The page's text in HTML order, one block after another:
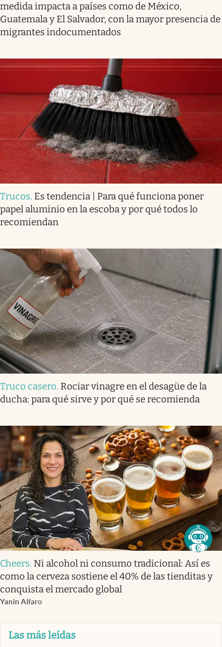
medida impacta a países como de México,
Guatemala y El Salvador, con la mayor presencia de
migrantes indocumentados
Trucos. Es tendencia | Para qué funciona poner
papel aluminio en la escoba y por qué todos lo
recomiendan
Truco casero. Rociar vinagre en el desagüe de la
ducha: para qué sirve y por qué se recomienda
Cheers. Ni alcohol ni consumo tradicional: Así es
como la cerveza sostiene el 40% de las tienditas y
conquista el mercado global
Yanin Alfaro
Las más leídas